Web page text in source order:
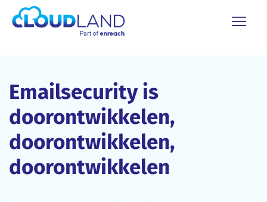
Emailsecurity is
doorontwikkelen,
doorontwikkelen,
doorontwikkelen